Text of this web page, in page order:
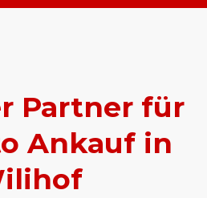
Partner für
Ankauf in